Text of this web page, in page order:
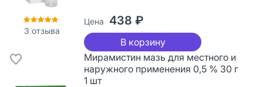
3 отзыва
Цена 438 ₽
В корзину
Мирамистин мазь для местного и
наружного применения 0,5 % 30 г
1 шт